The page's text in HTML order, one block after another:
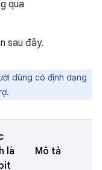
qua
sau đây.
dùng có định dạng
là
Mô tả